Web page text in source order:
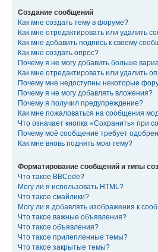
Создание сообщений
Как мне создать тему в форуме?
Как мне отредактировать или удалить
Как мне добавить подпись к своему
Как мне создать опрос?
Почему я не могу добавить больше
Как мне отредактировать или удалить
Почему мне недоступны некоторые
Почему я не могу добавлять вложения?
Почему я получил предупреждение?
Как мне пожаловаться на сообщения
Что означает кнопка «Сохранить» при
Почему моё сообщение требует
Как мне вновь поднять мою тему?
Форматирование сообщений и типы
Что такое BBCode?
Могу ли я использовать HTML?
Что такое смайлики?
Могу ли я добавлять изображения к
Что такое важные объявления?
Что такое объявления?
Что такое прилепленные темы?
Что такое закрытые темы?